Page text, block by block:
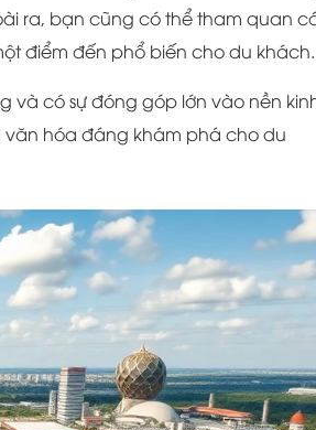
ra, bạn cũng có thể tham quan
điểm đến phổ biến cho du khách.
và có sự đóng góp lớn vào nền
văn hóa đáng khám phá cho du